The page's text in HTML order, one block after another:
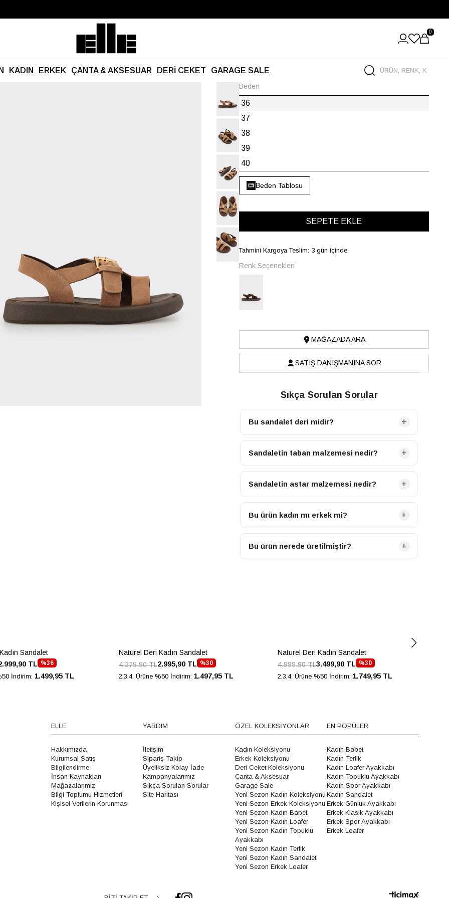
Kargo Ücretsiz!
0
KADIN ERKEK ÇANTA & AKSESUAR DERİ CEKET GARAGE SALE
Beden
36
37
38
39
40
Beden Tablosu
Tahmini Kargoya Teslim: 3 gün içinde
Renk Seçenekleri
MAĞAZADA ARA
SATIŞ DANIŞMANINA SOR
Sıkça Sorulan Sorular
Bu sandalet deri midir?
Evet, sandaletimizin ana malzemesi İnek Derisi olup
gerçek deriden üretilmiştir.
Sandaletin taban malzemesi nedir?
Sandaletimizin tabanı Termolight malzemeden
üretilmiştir.
Sandaletin astar malzemesi nedir?
Sandaletimizin iç astarı İnek Derisi malzemeden
üretilmiştir.
Bu ürün kadın mı erkek mi?
Bu ürün KADIN kategorisine ait bir modeldir.
Bu ürün nerede üretilmiştir?
Sandalet
%36
TL
İndirim: 1.499,95 TL
Naturel Deri Kadın Sandalet
%30
2.995,90 TL
4.279,90 TL
2.3.4. Ürüne %50 İndirim: 1.497,95 TL
Naturel Deri Kadın Sandalet
%30
3.499,90 TL
4.999,90 TL
2.3.4. Ürüne %50 İndirim: 1.749,95 TL
ELLE
Hakkımızda
Kurumsal Satış
Bilgilendirme
İnsan Kaynakları
Mağazalarımız
Bilgi Toplumu Hizmetleri
Kişisel Verilerin Korunması
YARDIM
İletişim
Sipariş Takip
Üyeliksiz Kolay İade
Kampanyalarımız
Sıkça Sorulan Sorular
Site Haritası
ÖZEL KOLEKSİYONLAR
Kadın Koleksiyonu
Erkek Koleksiyonu
Deri Ceket Koleksiyonu
Çanta & Aksesuar
Garage Sale
Yeni Sezon Kadın Koleksiyonu
Yeni Sezon Erkek Koleksiyonu
Yeni Sezon Kadın Babet
Yeni Sezon Kadın Loafer
Yeni Sezon Kadın Topuklu
Ayakkabı
Yeni Sezon Kadın Terlik
Yeni Sezon Kadın Sandalet
Yeni Sezon Erkek Loafer
EN POPÜLER
Kadın Babet
Kadın Terlik
Kadın Loafer Ayakkabı
Kadın Topuklu Ayakkabı
Kadın Spor Ayakkabı
Kadın Sandalet
Erkek Günlük Ayakkabı
Erkek Klasik Ayakkabı
Erkek Spor Ayakkabı
Erkek Loafer